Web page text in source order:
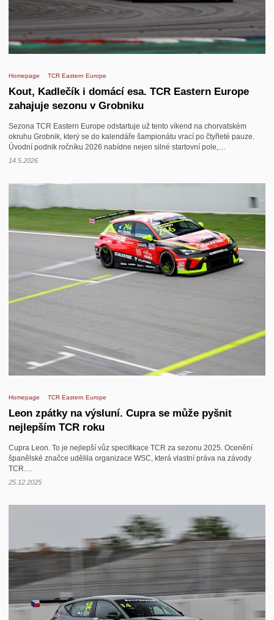
Homepage TCR Eastern Europe
Kout, Kadlečík i domácí esa. TCR Eastern Europe
zahajuje sezonu v Grobniku
Sezona TCR Eastern Europe odstartuje už tento víkend na chorvatském
okruhu Grobnik, který se do kalendáře šampionátu vrací po čtyřleté pauze.
Úvodní podnik ročníku 2026 nabídne nejen silné startovní pole,…
14.5.2026
Homepage TCR Eastern Europe
Leon zpátky na výsluní. Cupra se může pyšnit
nejlepším TCR roku
Cupra Leon. To je nejlepší vůz specifikace TCR za sezonu 2025. Ocenění
španělské značce udělila organizace WSC, která vlastní práva na závody
TCR.…
25.12.2025